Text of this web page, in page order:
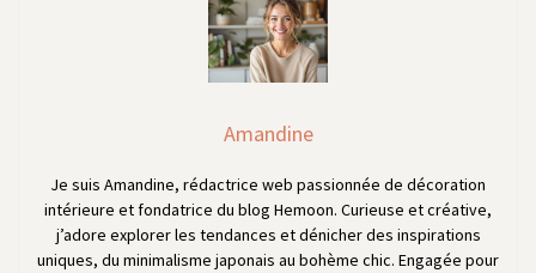
Amandine
Je suis Amandine, rédactrice web passionnée de décoration
intérieure et fondatrice du blog Hemoon. Curieuse et créative,
j’adore explorer les tendances et dénicher des inspirations
uniques, du minimalisme japonais au bohème chic. Engagée pour